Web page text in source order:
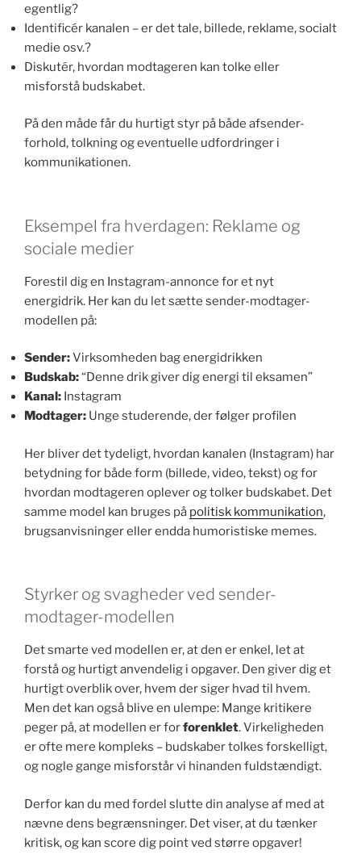
egentlig?
Identificér kanalen – er det tale, billede, reklame, socialt
medie osv.?
Diskutér, hvordan modtageren kan tolke eller
misforstå budskabet.
På den måde får du hurtigt styr på både afsender-
forhold, tolkning og eventuelle udfordringer i
kommunikationen.
Eksempel fra hverdagen: Reklame og
sociale medier
Forestil dig en Instagram-annonce for et nyt
energidrik. Her kan du let sætte sender-modtager-
modellen på:
Sender:Virksomheden bag energidrikken
Budskab:“Denne drik giver dig energi til eksamen”
Kanal: Instagram
Modtager: Unge studerende, der følger profilen
Her bliver det tydeligt, hvordan kanalen (Instagram) har
betydning for både form (billede, video, tekst) og for
hvordan modtageren oplever og tolker budskabet. Det
samme model kan bruges på politisk kommunikation,
brugsanvisninger eller endda humoristiske memes.
Styrker og svagheder ved sender-
modtager-modellen
Det smarte ved modellen er, at den er enkel, let at
forstå og hurtigt anvendelig i opgaver. Den giver dig et
hurtigt overblik over, hvem der siger hvad til hvem.
Men det kan også blive en ulempe: Mange kritikere
peger på, at modellen er forforenklet. Virkeligheden
er ofte mere kompleks – budskaber tolkes forskelligt,
og nogle gange misforstår vi hinanden fuldstændigt.
Derfor kan du med fordel slutte din analyse af med at
nævne dens begrænsninger. Det viser, at du tænker
kritisk, og kan score dig point ved større opgaver!